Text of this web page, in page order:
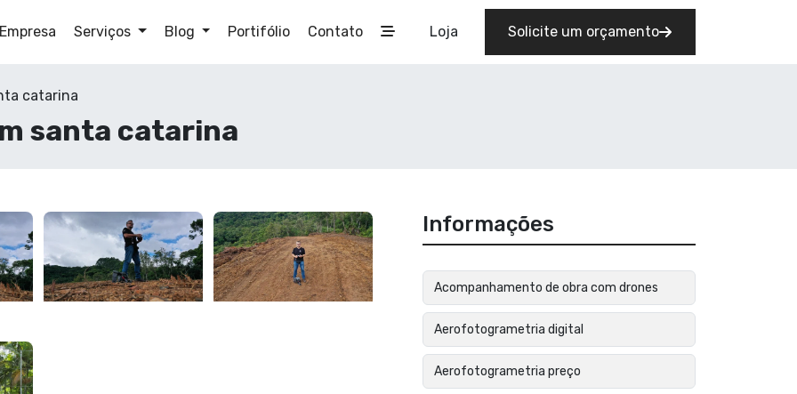
Empresa Serviços Blog Portifólio Contato Loja Solicite um orçamento
catarina
santa catarina
Informações
Acompanhamento de obra com drones
Aerofotogrametria digital
Aerofotogrametria preço